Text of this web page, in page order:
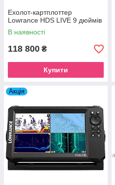
Ехолот-картплоттер
Lowrance HDS LIVE 9 дюймів
В наявності
118 800 ₴
Купити
Акція